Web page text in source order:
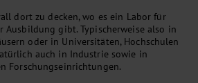
dort zu decken, wo es ein Labor für
Ausbildung gibt. Typischerweise also in
oder in Universitäten, Hochschulen
auch in Industrie sowie in
Forschungseinrichtungen.